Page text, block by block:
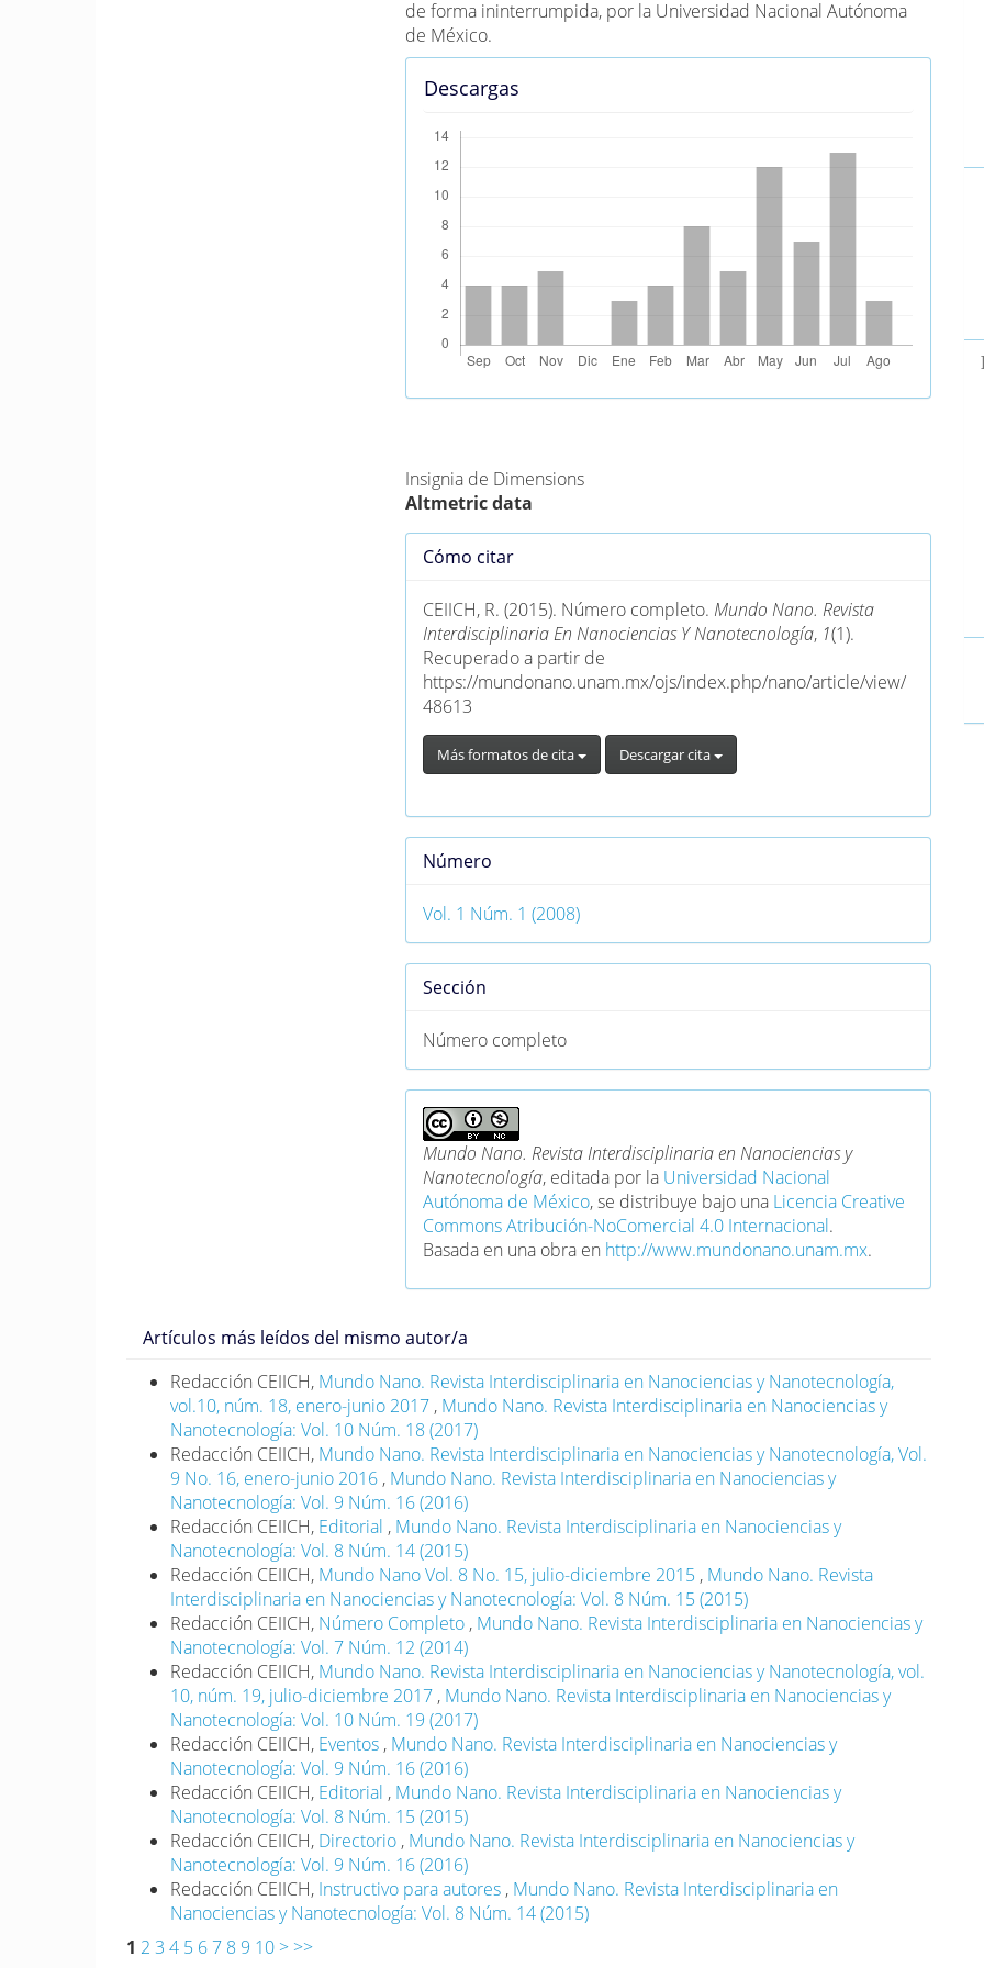
de forma ininterrumpida, por la Universidad Nacional Autónoma
de México.
Descargas
Insignia de Dimensions
Altmetric data
Detalles
artículo
Cómo citar
CEIICH, R. (2015). Número completo. Mundo Nano. Revista
Interdisciplinaria En Nanociencias Y Nanotecnología, 1(1).
Recuperado a partir de
https://mundonano.unam.mx/ojs/index.php/nano/article/view/
48613
Más formatos de cita Descargar cita
Número
Vol. 1 Núm. 1 (2008)
Sección
Número completo
Mundo Nano. Revista Interdisciplinaria en Nanociencias y
Nanotecnología, editada por la Universidad Nacional
Autónoma de México, se distribuye bajo una Licencia Creative
Commons Atribución-NoComercial 4.0 Internacional.
Basada en una obra en http://www.mundonano.unam.mx.
Artículos más leídos del mismo autor/a
Redacción CEIICH, Mundo Nano. Revista Interdisciplinaria en Nanociencias y Nanotecnología,
vol.10, núm. 18, enero-junio 2017 , Mundo Nano. Revista Interdisciplinaria en Nanociencias y
Nanotecnología: Vol. 10 Núm. 18 (2017)
Redacción CEIICH, Mundo Nano. Revista Interdisciplinaria en Nanociencias y Nanotecnología, Vol.
9 No. 16, enero-junio 2016 , Mundo Nano. Revista Interdisciplinaria en Nanociencias y
Nanotecnología: Vol. 9 Núm. 16 (2016)
Redacción CEIICH, Editorial , Mundo Nano. Revista Interdisciplinaria en Nanociencias y
Nanotecnología: Vol. 8 Núm. 14 (2015)
Redacción CEIICH, Mundo Nano Vol. 8 No. 15, julio-diciembre 2015 , Mundo Nano. Revista
Interdisciplinaria en Nanociencias y Nanotecnología: Vol. 8 Núm. 15 (2015)
Redacción CEIICH, Número Completo , Mundo Nano. Revista Interdisciplinaria en Nanociencias y
Nanotecnología: Vol. 7 Núm. 12 (2014)
Redacción CEIICH, Mundo Nano. Revista Interdisciplinaria en Nanociencias y Nanotecnología, vol.
10, núm. 19, julio-diciembre 2017 , Mundo Nano. Revista Interdisciplinaria en Nanociencias y
Nanotecnología: Vol. 10 Núm. 19 (2017)
Redacción CEIICH, Eventos , Mundo Nano. Revista Interdisciplinaria en Nanociencias y
Nanotecnología: Vol. 9 Núm. 16 (2016)
Redacción CEIICH, Editorial , Mundo Nano. Revista Interdisciplinaria en Nanociencias y
Nanotecnología: Vol. 8 Núm. 15 (2015)
Redacción CEIICH, Directorio , Mundo Nano. Revista Interdisciplinaria en Nanociencias y
Nanotecnología: Vol. 9 Núm. 16 (2016)
Redacción CEIICH, Instructivo para autores , Mundo Nano. Revista Interdisciplinaria en
Nanociencias y Nanotecnología: Vol. 8 Núm. 14 (2015)
1 2 3 4 5 6 7 8 9 10 > >>